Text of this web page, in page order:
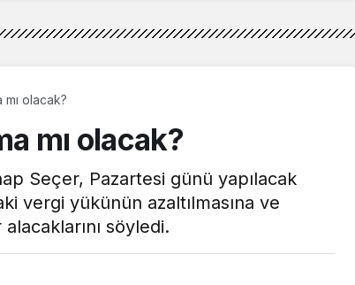
mı olacak?
mı olacak?
Seçer, Pazartesi günü yapılacak
vergi yükünün azaltılmasına ve
söyledi.